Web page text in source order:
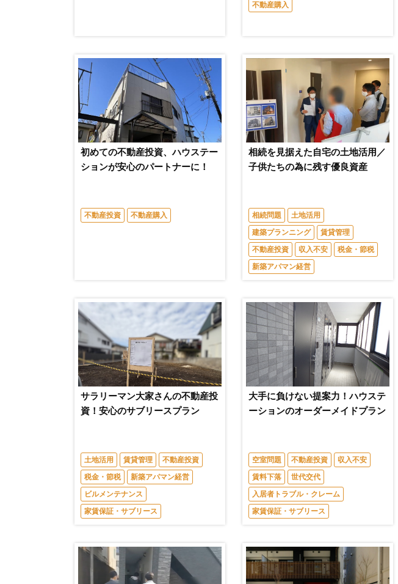
不動産購入
初めての不動産投資、ハウステー
ションが安心のパートナーに！
不動産投資 不動産購入
相続を見据えた自宅の土地活用／
子供たちの為に残す優良資産
相続問題
土地活用
建築プランニング
賃貸管理
不動産投資
収入不安
税金・節税
新築アパマン経営
サラリーマン大家さんの不動産投
資！安心のサブリースプラン
土地活用 賃貸管理
不動産投資
税金・節税
新築アパマン経営
ビルメンテナンス
家賃保証・サブリース
大手に負けない提案力！ハウステ
ーションのオーダーメイドプラン
空室問題 不動産投資
収入不安
賃料下落
世代交代
入居者トラブル・クレーム
家賃保証・サブリース